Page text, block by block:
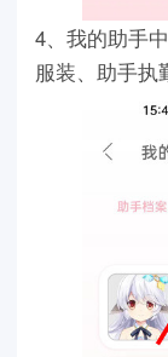
4、我的助手
服装、助手执